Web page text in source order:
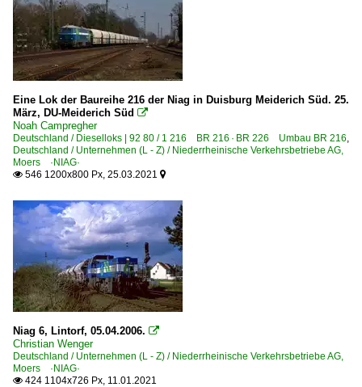
Eine Lok der Baureihe 216 der Niag in Duisburg Meiderich Süd. 25.
März, DU-Meiderich Süd 
Noah Campregher
Deutschland / Dieselloks | 92 80 / 1 216 BR 216 · BR 226 Umbau BR 216
Deutschland / Unternehmen (L - Z) / Niederrheinische Verkehrsbetriebe AG,
Moers ·NIAG·
 546 1200x800 Px, 25.03.2021 
Niag 6, Lintorf, 05.04.2006. 
Christian Wenger
Deutschland / Unternehmen (L - Z) / Niederrheinische Verkehrsbetriebe AG,
Moers ·NIAG·
 424 1104x726 Px, 11.01.2021